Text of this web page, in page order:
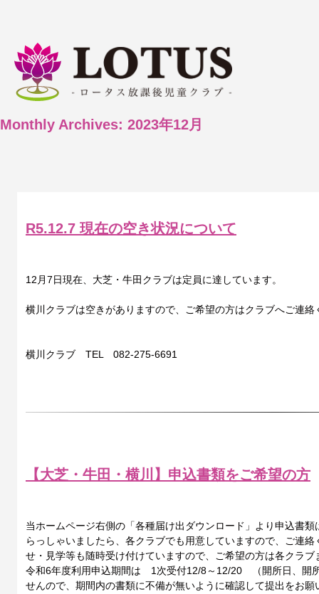
Monthly Archives: 2023年12月
R5.12.7 現在の空き状況について
12月7日現在、大芝・牛田クラブは定員に達しています。
横川クラブは空きがありますので、ご希望の方はクラブへご連絡
横川クラブ TEL 082-275-6691
【大芝・牛田・横川】申込書類をご希望の方
当ホームページ右側の「各種届け出ダウンロード」より申込書
らっしゃいましたら、各クラブでも用意していますので、ご連
せ・見学等も随時受け付けていますので、ご希望の方は各クラブ
令和6年度利用申込期間は 1次受付12/8～12/20 （開所日、開
せんので、期間内の書類に不備が無いように確認して提出をお